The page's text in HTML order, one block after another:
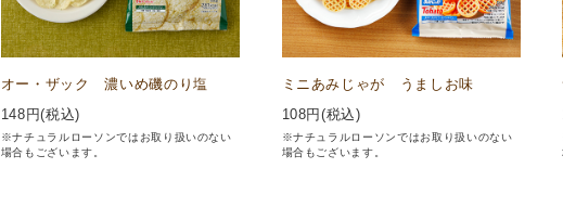
オー・ザック 濃いめ磯のり塩
148 円(税込)
※ナチュラルローソンではお取り扱いのない
場合もございます。
ミニあみじゃが うましお味
108円(税込)
※ナチュラルローソンではお取り扱いのない
場合もございます。